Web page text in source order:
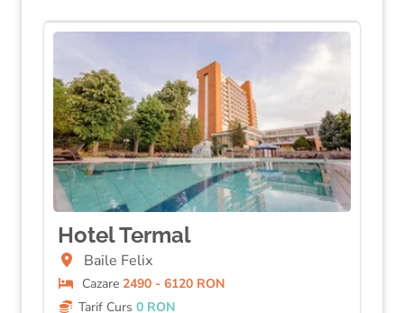
Hotel Termal
Baile Felix
Cazare 2490 - 6120 RON
Tarif Curs 0 RON